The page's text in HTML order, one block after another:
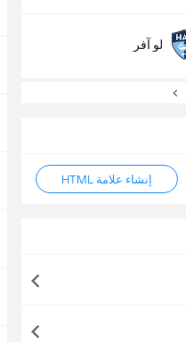
لو آفر
إنشاء علامة HTML